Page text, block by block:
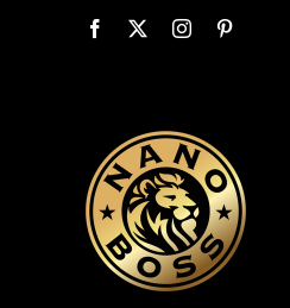
Μετάβαση
Facebook Instagram